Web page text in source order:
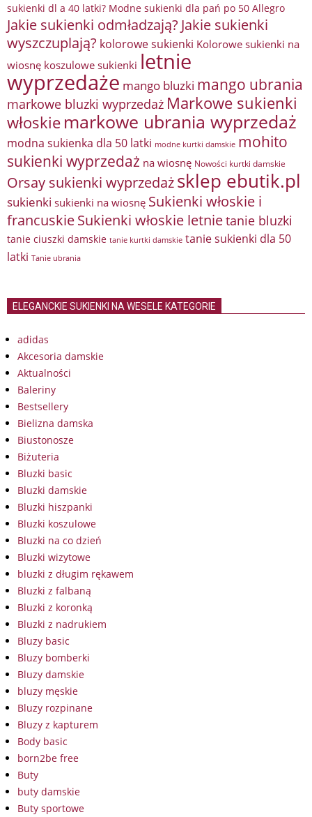
sukienki dl a 40 latki? Modne sukienki dla pań po 50 Allegro
Jakie sukienki odmładzają? Jakie sukienki
wyszczuplają? kolorowe sukienki Kolorowe sukienki na
wiosnę koszulowe sukienki letnie
wyprzedaże mango bluzki mango ubrania
markowe bluzki wyprzedaż Markowe sukienki
włoskie markowe ubrania wyprzedaż
modna sukienka dla 50 latki modne kurtki damskie mohito
sukienki wyprzedaż na wiosnę Nowości kurtki damskie
Orsay sukienki wyprzedażsklep ebutik.pl
sukienki sukienki na wiosnę Sukienki włoskie i
francuskieSukienki włoskie letnietanie bluzki
tanie ciuszki damskie tanie kurtki damskie tanie sukienki dla 50
latki Tanie ubrania
ELEGANCKIE SUKIENKI NA WESELE KATEGORIE
adidas
Akcesoria damskie
Aktualności
Baleriny
Bestsellery
Bielizna damska
Biustonosze
Biżuteria
Bluzki basic
Bluzki damskie
Bluzki hiszpanki
Bluzki koszulowe
Bluzki na co dzień
Bluzki wizytowe
bluzki z długim rękawem
Bluzki z falbaną
Bluzki z koronką
Bluzki z nadrukiem
Bluzy basic
Bluzy bomberki
Bluzy damskie
bluzy męskie
Bluzy rozpinane
Bluzy z kapturem
Body basic
born2be free
Buty
buty damskie
Buty sportowe